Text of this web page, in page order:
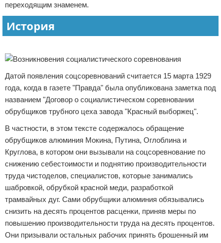
переходящим знаменем.
История
Датой появления соцсоревнований считается 15 марта 1929
года, когда в газете "Правда" была опубликована заметка под
названием "Договор о социалистическом соревновании
обрубщиков трубного цеха завода "Красный выборжец".
В частности, в этом тексте содержалось обращение
обрубщиков алюминия Мокина, Путина, Оглоблина и
Круглова, в котором они вызывали на соцсоревнование по
снижению себестоимости и поднятию производительности
труда чистоделов, специалистов, которые занимались
шабровкой, обрубкой красной меди, разработкой
трамвайных дуг. Сами обрубщики алюминия обязывались
снизить на десять процентов расценки, приняв меры по
повышению производительности труда на десять процентов.
Они призывали остальных рабочих принять брошенный им